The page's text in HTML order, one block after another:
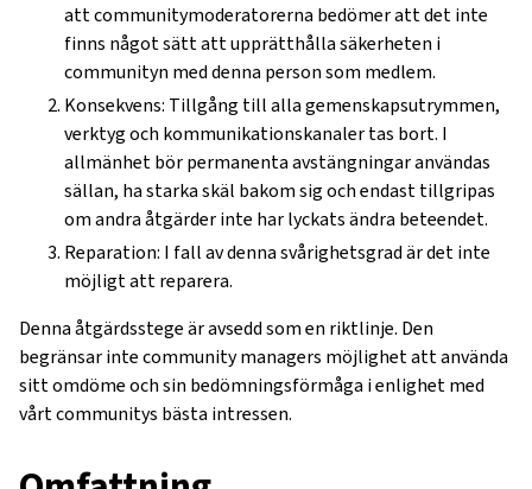
att communitymoderatorerna bedömer att det inte
finns något sätt att upprätthålla säkerheten i
communityn med denna person som medlem.
Konsekvens: Tillgång till alla gemenskapsutrymmen,
verktyg och kommunikationskanaler tas bort. I
allmänhet bör permanenta avstängningar användas
sällan, ha starka skäl bakom sig och endast tillgripas
om andra åtgärder inte har lyckats ändra beteendet.
Reparation: I fall av denna svårighetsgrad är det inte
möjligt att reparera.
Denna åtgärdsstege är avsedd som en riktlinje. Den
begränsar inte community managers möjlighet att använda
sitt omdöme och sin bedömningsförmåga i enlighet med
vårt communitys bästa intressen.